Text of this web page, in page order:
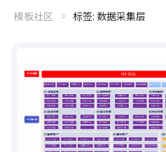
模板社区 标签: 数据采集层